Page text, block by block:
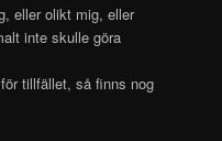
eller olikt mig, eller
inte skulle göra
tillfället, så finns nog